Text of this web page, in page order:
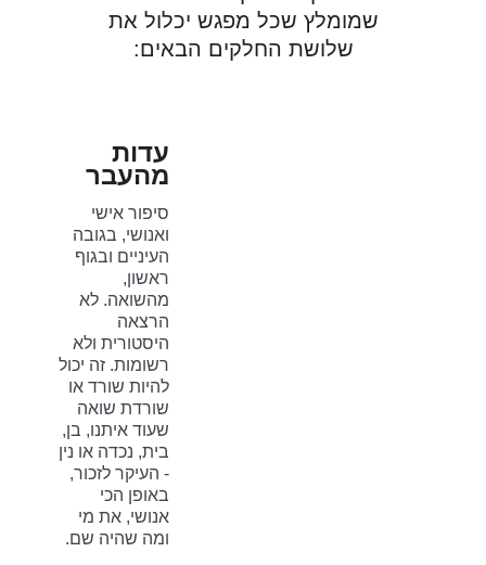
שמומלץ שכל מפגש יכלול את
שלושת החלקים הבאים:
עדות
מהעבר
סיפור אישי
ואנושי, בגובה
העיניים ובגוף
ראשון,
מהשואה. לא
הרצאה
היסטורית ולא
רשומות. זה יכול
להיות שורד או
שורדת שואה
שעוד איתנו, בן,
בית, נכדה או נין
- העיקר לזכור,
באופן הכי
אנושי, את מי
ומה שהיה שם.